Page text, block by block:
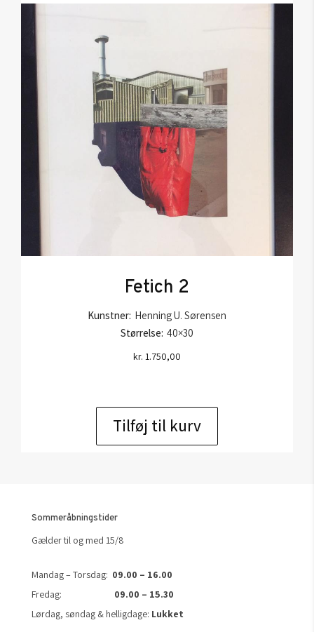
Fetich 2
Kunstner: Henning U. Sørensen
Størrelse: 40×30
kr. 1.750,00
Tilføj til kurv
Sommeråbningstider
Gælder til og med 15/8
Mandag – Torsdag: 09.00 – 16.00
Fredag: 09.00 – 15.30
Lørdag, søndag & helligdage: Lukket